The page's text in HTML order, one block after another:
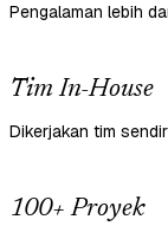
Pengalaman lebih
Tim In-House
Dikerjakan tim
100+ Proyek